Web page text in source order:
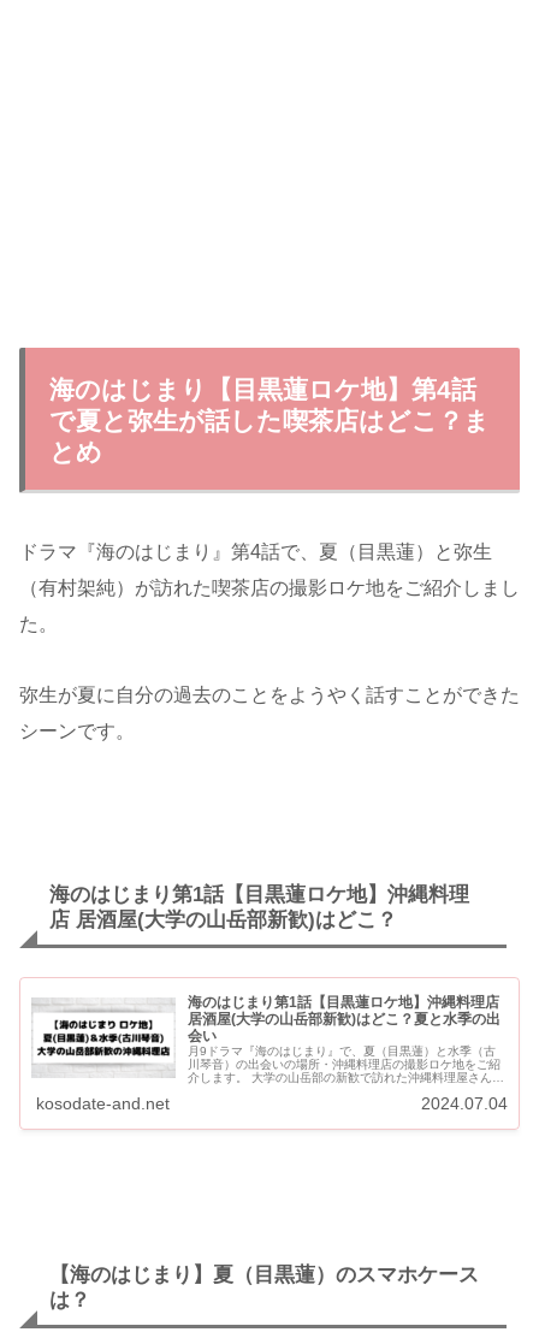
海のはじまり【目黒蓮ロケ地】第4話
で夏と弥生が話した喫茶店はどこ？ま
とめ
ドラマ『海のはじまり』第4話で、夏（目黒蓮）と弥生
（有村架純）が訪れた喫茶店の撮影ロケ地をご紹介しまし
た。
弥生が夏に自分の過去のことをようやく話すことができた
シーンです。
海のはじまり第1話【目黒蓮ロケ地】沖縄料理
店 居酒屋(大学の山岳部新歓)はどこ？
海のはじまり第1話【目黒蓮ロケ地】沖縄料理店
居酒屋(大学の山岳部新歓)はどこ？夏と水季の出
会い
月9ドラマ『海のはじまり』で、夏（目黒蓮）と水季（古
川琴音）の出会いの場所・沖縄料理店の撮影ロケ地をご紹
介します。 大学の山岳部の新歓で訪れた沖縄料理屋さんで
kosodate-and.net 2024.07.04
【海のはじまり】夏（目黒蓮）のスマホケース
は？